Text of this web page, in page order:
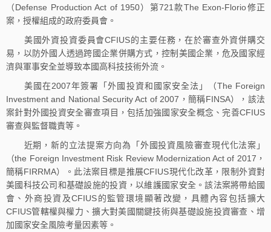
（Defense Production Act of 1950）第721款The Exon-Florio修正
案，授權組成的政府委員會。
美國外資投資委員會CFIUS的主要任務，在於審查外資併購交
易，以防外國人透過跨國企業併購方式，控制美國企業，危及國家經
濟與軍事安全並導致本國高科技技術外流。
美國在2007年簽署「外國投資和國家安全法」（The Foreign
Investment and National Security Act of 2007，簡稱FINSA），該法
案針對外國投資安全審查項目，包括加強國家安全概念、完善CFIUS
審查與監督職責等。
近期，新的立法提案方向為「外國投資風險審查現代化法案」
（the Foreign Investment Risk Review Modernization Act of 2017，
簡稱FIRRMA）。此法案目標是推展CFIUS現代化改革，限制外資對
美國科技公司和基礎設施的投資，以維護國家安全。該法案將帶給國
會、外商投資及CFIUS的監管環境顯著改變，具體內容包括擴大
CFIUS管轄權與權力、擴大對美國關鍵技術與基礎設施投資審查、增
加國家安全風險考量因素等。